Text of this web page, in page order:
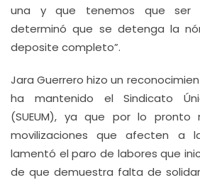
una y que tenemos que ser
determinó que se detenga la
deposite completo”.
Jara Guerrero hizo un
ha mantenido el Sindicato
(SUEUM), ya que por lo pronto
movilizaciones que afecten a
lamentó el paro de labores que
de que demuestra falta de